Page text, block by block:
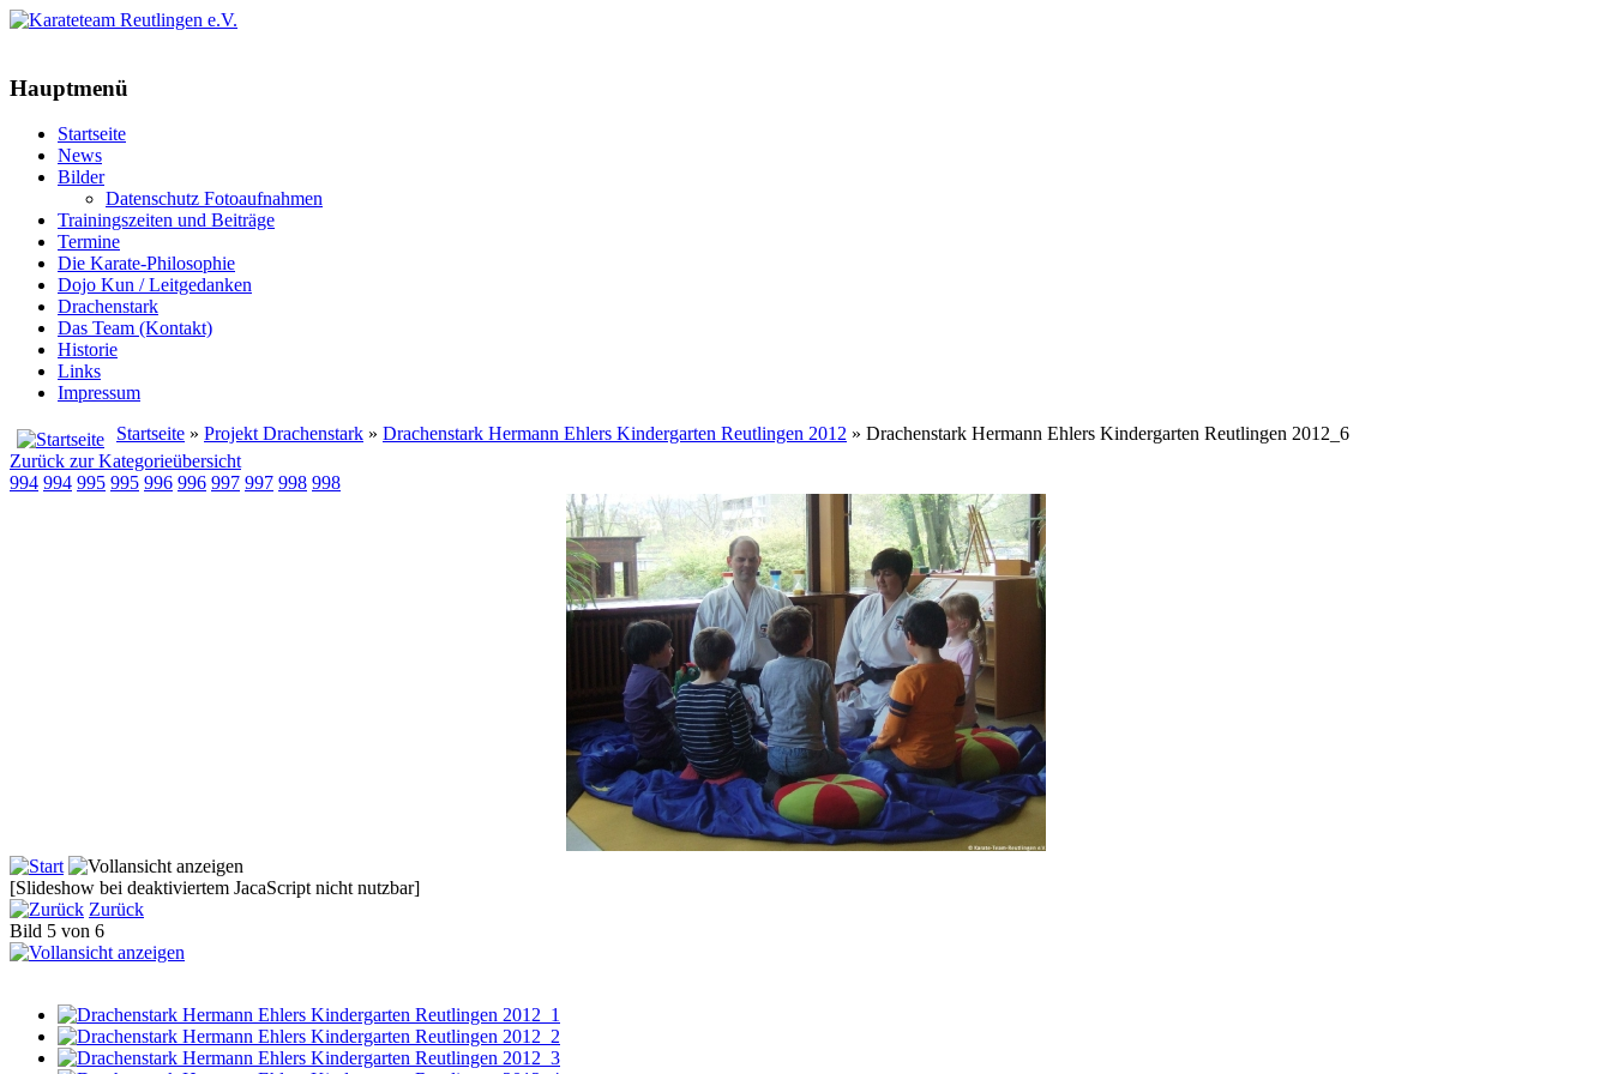
Hauptmenü
Startseite
News
Bilder
Datenschutz Fotoaufnahmen
Trainingszeiten und Beiträge
Termine
Die Karate-Philosophie
Dojo Kun / Leitgedanken
Drachenstark
Das Team (Kontakt)
Historie
Links
Impressum
Startseite » Projekt Drachenstark » Drachenstark Hermann Ehlers Kindergarten Reutlingen 2012 » Drachenstark Hermann Ehlers Kindergarten Reutlingen 2012_6
Zurück zur Kategorieübersicht
994 994 995 995 996 996 997 997 998 998
[Slideshow bei deaktiviertem JacaScript nicht nutzbar]
Zurück
Bild 5 von 6